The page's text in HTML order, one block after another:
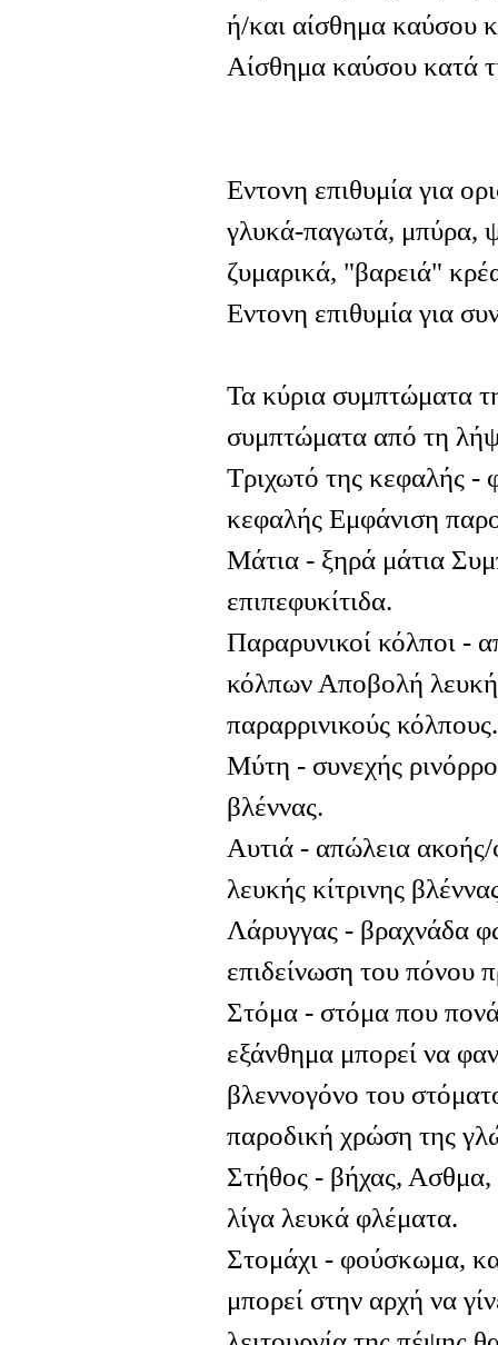
ή/και αίσθημα καύσου
Αίσθημα καύσου κατά
Εντονη επιθυμία για
γλυκά-παγωτά, μπύρα,
ζυμαρικά, "βαρειά"
Εντονη επιθυμία για
Τα κύρια συμπτώματα
συμπτώματα από τη
Τριχωτό της κεφαλής -
κεφαλής Εμφάνιση
Μάτια - ξηρά μάτια
επιπεφυκίτιδα.
Παραρυνικοί κόλποι -
κόλπων Αποβολή
παραρρινικούς κόλπους.
Μύτη - συνεχής
βλέννας.
Αυτιά - απώλεια
λευκής κίτρινης
Λάρυγγας - βραχνάδα
επιδείνωση του πόνου
Στόμα - στόμα που
εξάνθημα μπορεί να
βλεννογόνο του
παροδική χρώση της
Στήθος - βήχας,
λίγα λευκά φλέματα.
Στομάχι - φούσκωμα,
μπορεί στην αρχή να